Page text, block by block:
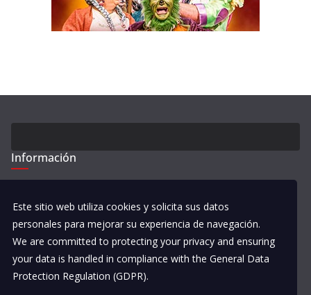
Información
Asociación de Autores del Carnaval de Cádiz
c/Bóveda Santa Elene s/n
11005 – Cádiz
Política de Privacidad
Este sitio web utiliza cookies y solicita sus datos
personales para mejorar su experiencia de navegación.
We are committed to protecting your privacy and ensuring
your data is handled in compliance with the General Data
Protection Regulation (GDPR).